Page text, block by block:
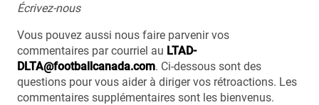
Écrivez-nous
Vous pouvez aussi nous faire parvenir vos
commentaires par courriel au LTAD-
DLTA@footballcanada.com. Ci-dessous sont des
questions pour vous aider à diriger vos rétroactions. Les
commentaires supplémentaires sont les bienvenus.